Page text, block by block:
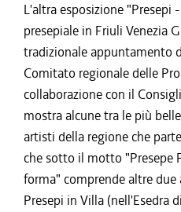
L'altra esposizione "Presepi
presepiale in Friuli Venezia
tradizionale appuntamento
Comitato regionale delle
collaborazione con il
mostra alcune tra le più
artisti della regione che
che sotto il motto "Presepe
forma" comprende altre due
Presepi in Villa (nell'Esedra